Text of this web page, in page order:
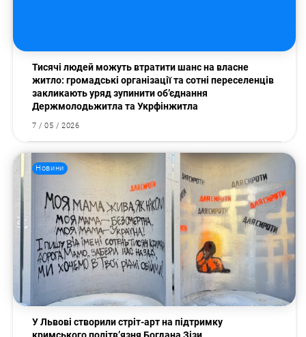
Тисячі людей можуть втратити шанс на власне
житло: громадські організації та сотні переселенців
закликають уряд зупинити об’єднання
Держмолодьжитла та Укрфінжитла
7 / 05 / 2026
Новини
У Львові створили стріт-арт на підтримку